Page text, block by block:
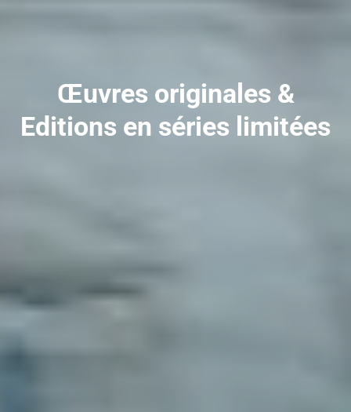
Œuvres originales &
Editions en séries limitées